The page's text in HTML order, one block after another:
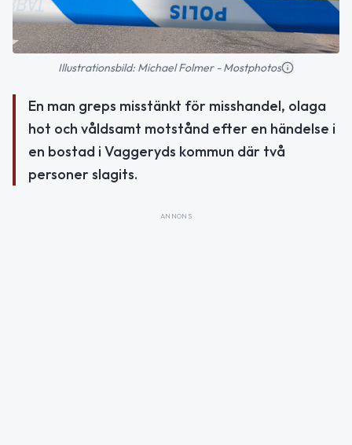
Illustrationsbild: Michael Folmer - Mostphotos
En man greps misstänkt för misshandel, olaga
hot och våldsamt motstånd efter en händelse i
en bostad i Vaggeryds kommun där två
personer slagits.
ANNONS